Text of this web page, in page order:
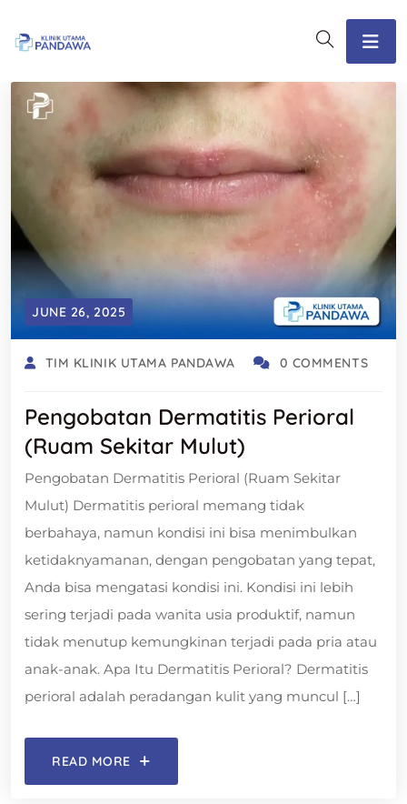
JUNE 26, 2025
TIM KLINIK UTAMA PANDAWA 0 COMMENTS
Pengobatan Dermatitis Perioral
(Ruam Sekitar Mulut)
Pengobatan Dermatitis Perioral (Ruam Sekitar
Mulut) Dermatitis perioral memang tidak
berbahaya, namun kondisi ini bisa menimbulkan
ketidaknyamanan, dengan pengobatan yang tepat,
Anda bisa mengatasi kondisi ini. Kondisi ini lebih
sering terjadi pada wanita usia produktif, namun
tidak menutup kemungkinan terjadi pada pria atau
anak-anak. Apa Itu Dermatitis Perioral? Dermatitis
perioral adalah peradangan kulit yang muncul […]
READ MORE